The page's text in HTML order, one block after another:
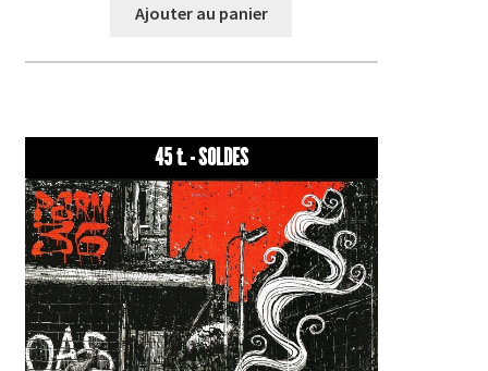
Ajouter au panier
45 t. - SOLDES